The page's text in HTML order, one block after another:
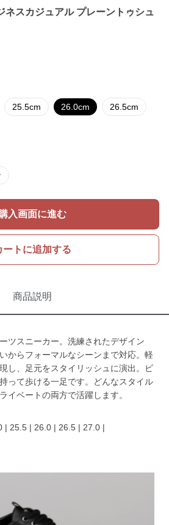
ネスカジュアル プレーントゥシュ
25.5cm 26.0cm 26.5cm
入画面に進む
ートに追加する
商品説明
ツスニーカー。洗練されたデザイン
からフォーマルなシーンまで対応。軽
し、足元をスタイリッシュに演出。ビ
って歩ける一足です。どんなスタイル
イベートの両方で活躍します。
| 25.5 | 26.0 | 26.5 | 27.0 |